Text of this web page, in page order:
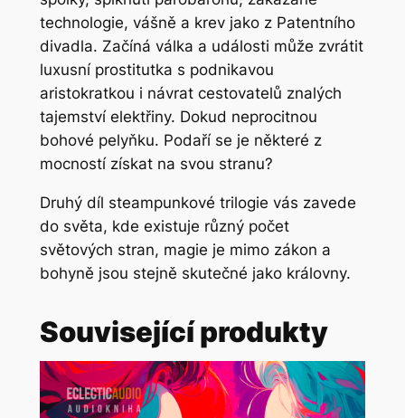
technologie, vášně a krev jako z Patentního
divadla. Začíná válka a události může zvrátit
luxusní prostitutka s podnikavou
aristokratkou i návrat cestovatelů znalých
tajemství elektřiny. Dokud neprocitnou
bohové pelyňku. Podaří se je některé z
mocností získat na svou stranu?
Druhý díl steampunkové trilogie vás zavede
do světa, kde existuje různý počet
světových stran, magie je mimo zákon a
bohyně jsou stejně skutečné jako královny.
Související produkty